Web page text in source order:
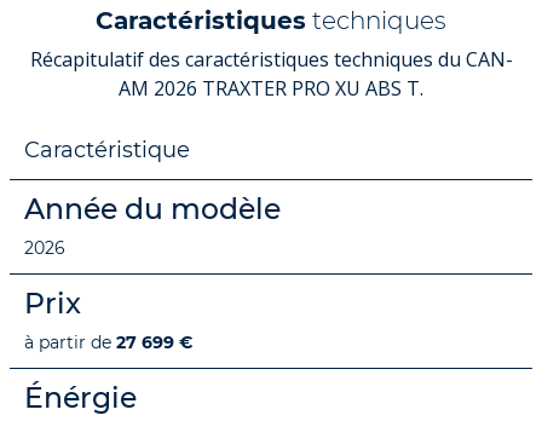
Caractéristiques techniques
Récapitulatif des caractéristiques techniques du CAN-
AM 2026 TRAXTER PRO XU ABS T.
Caractéristique
Année du modèle
2026
Prix
à partir de 27 699 €
Énérgie